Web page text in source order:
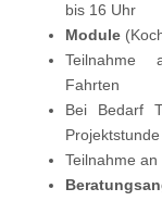
bis 16 Uhr
Module
Teilnahme
Fahrten
Bei Bedarf
Teilnahme